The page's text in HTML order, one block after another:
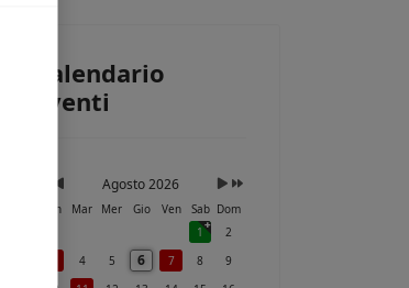
Calendario
Eventi
Agosto 2026
Lun Mar Mer Gio Ven Sab Dom
1
2
4 5 6 7 8
9